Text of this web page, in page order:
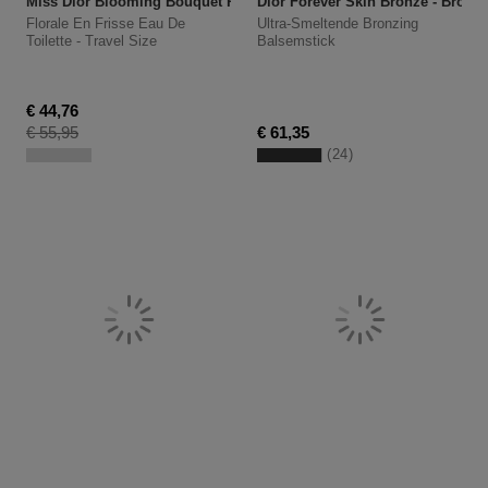
Florale En Frisse Eau De
Toilette - Travel Size
Kortingsprijs
€ 44,76
Productprijs
€ 55,95
Ultra-Smeltende Bronzing
Balsemstick
€ 61,35
24